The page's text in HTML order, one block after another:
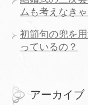
ムも考えなきゃ
初節句の兜を
っているの？
アーカイブ